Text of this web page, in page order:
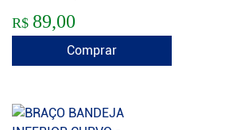
R$ 89,00
Comprar